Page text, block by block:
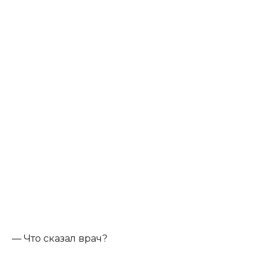
​— Что сказал врач?​